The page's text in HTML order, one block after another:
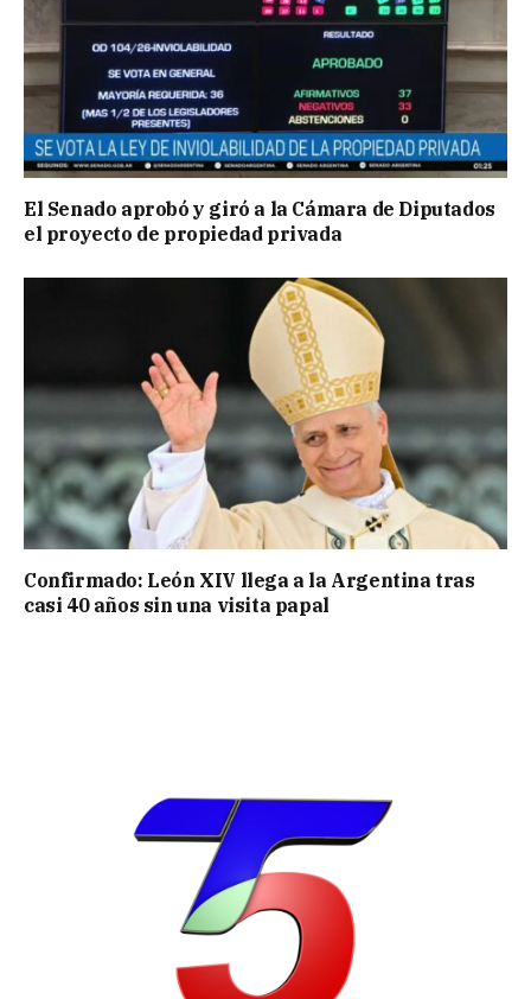
El Senado aprobó y giró a la Cámara de Diputados
el proyecto de propiedad privada
Confirmado: León XIV llega a la Argentina tras
casi 40 años sin una visita papal